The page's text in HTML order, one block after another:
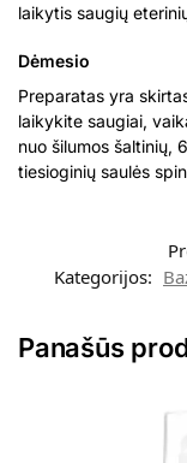
laikytis saugių
Dėmesio
Preparatas yra
laikykite saugiai,
nuo šilumos šaltinių,
tiesioginių saulės
Kategorijos:
Panašūs